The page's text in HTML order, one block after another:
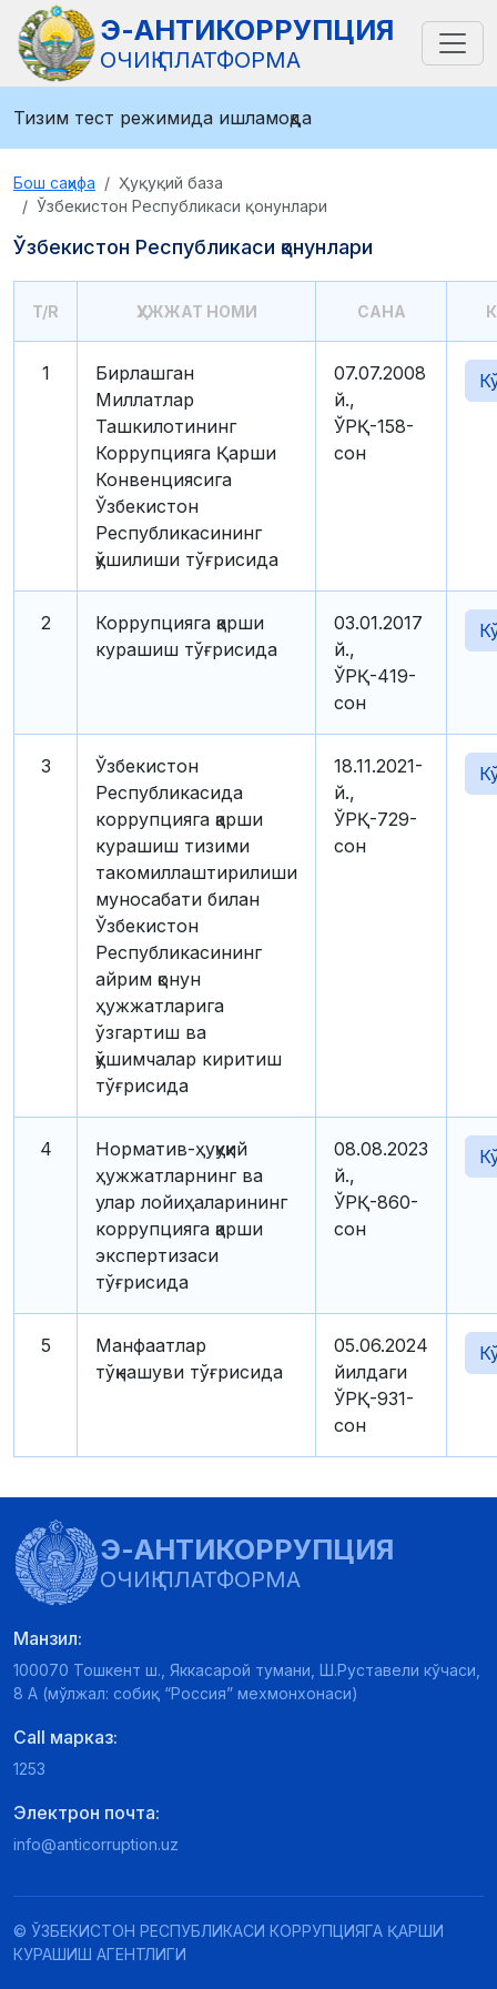
Э-АНТИКОРРУПЦИЯ
ОЧИҚ ПЛАТФОРМА
Тизим тест режимида ишламоқда
Бош саҳифа
Ҳуқуқий база
Ўзбекистон Республикаси қонунлари
Ўзбекистон Республикаси қонунлари
T/R ҲУЖЖАТ НОМИ САНА
1
Бирлашган
Миллатлар
Ташкилотининг
Коррупцияга Қарши
Конвенциясига
Ўзбекистон
Республикасининг
қўшилиши тўғрисида
07.07.2008
й.,
ЎРҚ-158-
сон
2
Коррупцияга қарши
курашиш тўғрисида
03.01.2017
й.,
ЎРҚ-419-
сон
3
Ўзбекистон
Республикасида
коррупцияга қарши
курашиш тизими
такомиллаштирилиши
муносабати билан
Ўзбекистон
Республикасининг
айрим қонун
ҳужжатларига
ўзгартиш ва
қўшимчалар киритиш
тўғрисида
18.11.2021-
й.,
ЎРҚ-729-
сон
4
Норматив-ҳуқуқий
ҳужжатларнинг ва
улар лойиҳаларининг
коррупцияга қарши
экспертизаси
тўғрисида
08.08.2023
й.,
ЎРҚ-860-
сон
5
Манфаатлар
тўқнашуви тўғрисида
05.06.2024
йилдаги
ЎРҚ-931-
сон
Э-АНТИКОРРУПЦИЯ
ОЧИҚ ПЛАТФОРМА
Манзил:
100070 Тошкент ш., Яккасарой тумани, Ш.Руставели кўчаси,
8 А (мўлжал: собиқ “Россия” мехмонхонаси)
Call марказ:
1253
Электрон почта:
info@anticorruption.uz
© ЎЗБЕКИСТОН РЕСПУБЛИКАСИ КОРРУПЦИЯГА ҚАРШИ
КУРАШИШ АГЕНТЛИГИ